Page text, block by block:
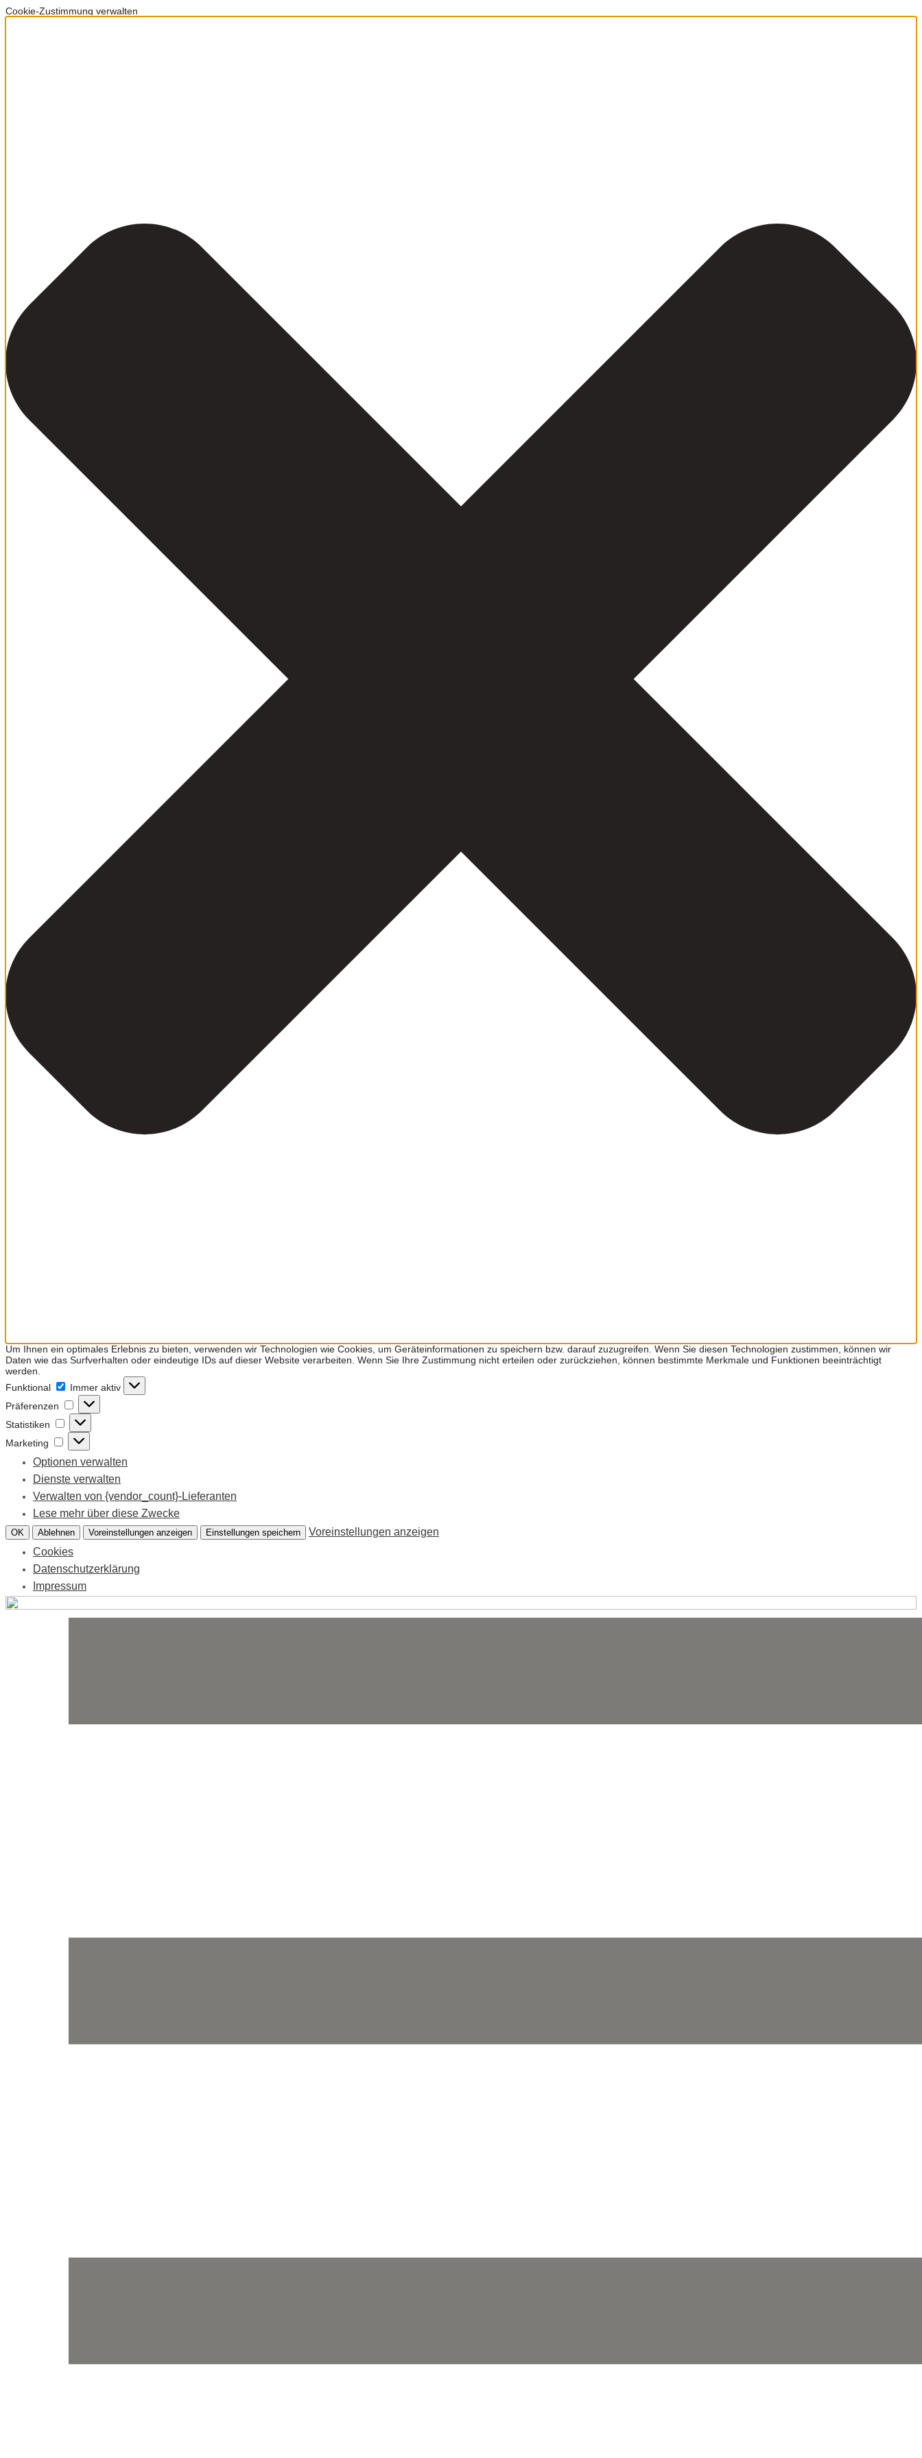
Cookie-Zustimmung verwalten
Um Ihnen ein optimales Erlebnis zu bieten, verwenden wir Technologien wie Cookies, um Geräteinformationen zu speichern bzw. darauf zuzugreifen. Wenn Sie diesen Technologien zustimmen, können wir
Daten wie das Surfverhalten oder eindeutige IDs auf dieser Website verarbeiten. Wenn Sie Ihre Zustimmung nicht erteilen oder zurückziehen, können bestimmte Merkmale und Funktionen beeinträchtigt
werden.
Funktional
Immer aktiv
Präferenzen
Präferenzen
Statistiken
Statistiken
Marketing
Marketing
Optionen verwalten
Dienste verwalten
Verwalten von {vendor_count}-Lieferanten
Lese mehr über diese Zwecke
OK Ablehnen Voreinstellungen anzeigen Einstellungen speichern
Voreinstellungen anzeigen
Cookies
Datenschutzerklärung
Impressum
Skip